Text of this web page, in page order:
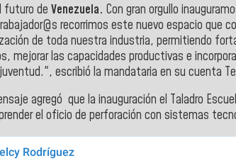
futuro de Venezuela. Con gran orgullo
recorrimos este nuevo espacio que
de toda nuestra industria, permitiendo
mejorar las capacidades productivas e
escribió la mandataria en su cuenta
agregó que la inauguración el Taladro
el oficio de perforación con sistemas